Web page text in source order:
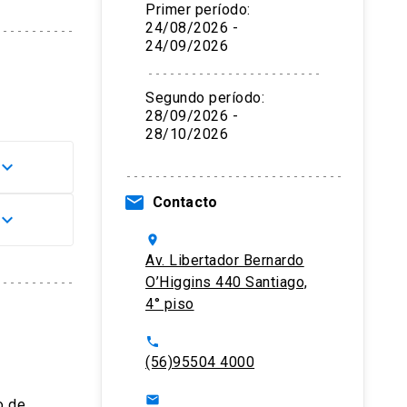
keyboard_arrow_down
–
keyboard_arrow_down
Primer período:
24/08/2026 -
24/09/2026
Segundo período:
28/09/2026 -
28/10/2026
email Contacto
location_on
Av. Libertador Bernardo
O’Higgins 440 Santiago,
4° piso
phone
(56)95504 4000
email